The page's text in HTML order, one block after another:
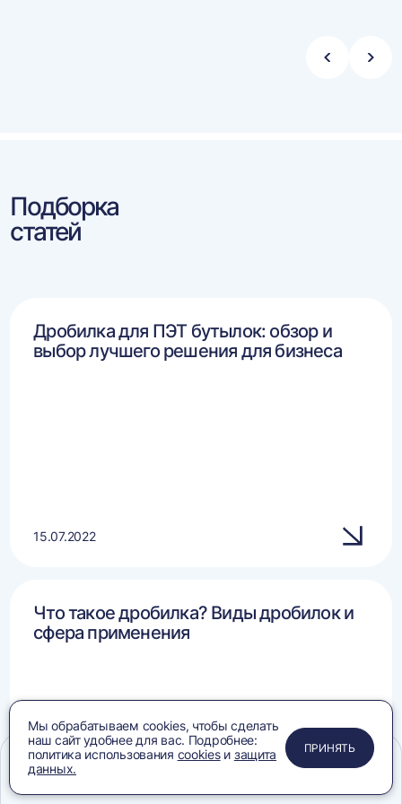
Стрелка
Подборка
статей
Дробилка для ПЭТ бутылок: обзор и
выбор лучшего решения для бизнеса
15.07.2022
Что такое дробилка? Виды дробилок и
сфера применения
ПРИМЕНИТЬ
ЗАКРЫТЬ
ЗАКРЫТЬ
ЗАКРЫТЬ
Мы обрабатываем cookies, чтобы сделать
наш сайт удобнее для вас. Подробнее:
политика использования cookiesи защита
данных.
ПРИНЯТЬ